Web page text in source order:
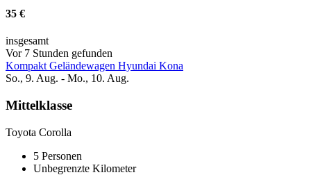
35 €
insgesamt
Vor 7 Stunden gefunden
Kompakt Geländewagen Hyundai Kona
So., 9. Aug. - Mo., 10. Aug.
Mittelklasse
Toyota Corolla
5 Personen
Unbegrenzte Kilometer